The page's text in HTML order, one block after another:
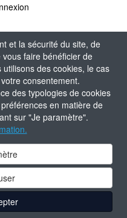
et la sécurité du site, de
faire bénéficier de
des cookies, le cas
consentement.
des typologies de cookies
en matière de
sur "Je paramètre".